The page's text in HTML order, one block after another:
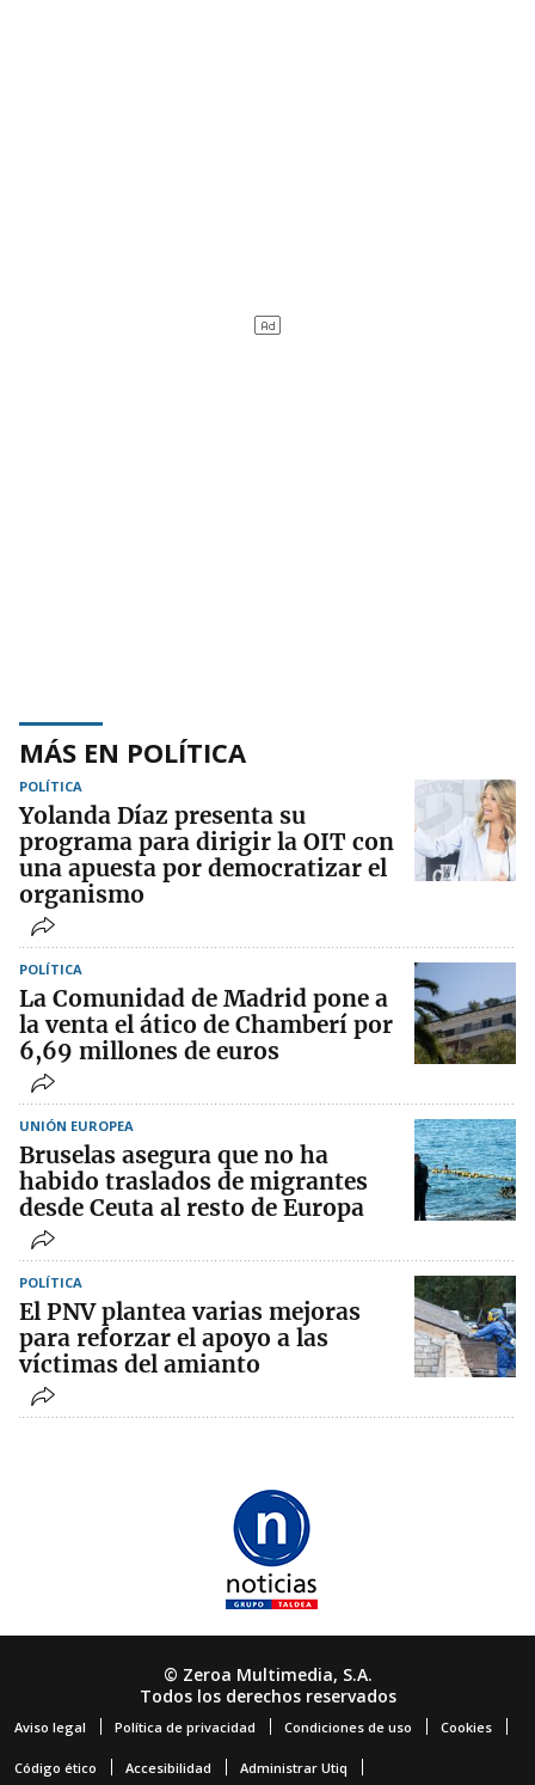
MÁS EN POLÍTICA
POLÍTICA
Yolanda Díaz presenta su
programa para dirigir la OIT con
una apuesta por democratizar el
organismo
POLÍTICA
La Comunidad de Madrid pone a
la venta el ático de Chamberí por
6,69 millones de euros
UNIÓN EUROPEA
Bruselas asegura que no ha
habido traslados de migrantes
desde Ceuta al resto de Europa
POLÍTICA
El PNV plantea varias mejoras
para reforzar el apoyo a las
víctimas del amianto
© Zeroa Multimedia, S.A.
Todos los derechos reservados
Aviso legal Política de privacidad Condiciones de uso Cookies
Código ético Accesibilidad Administrar Utiq